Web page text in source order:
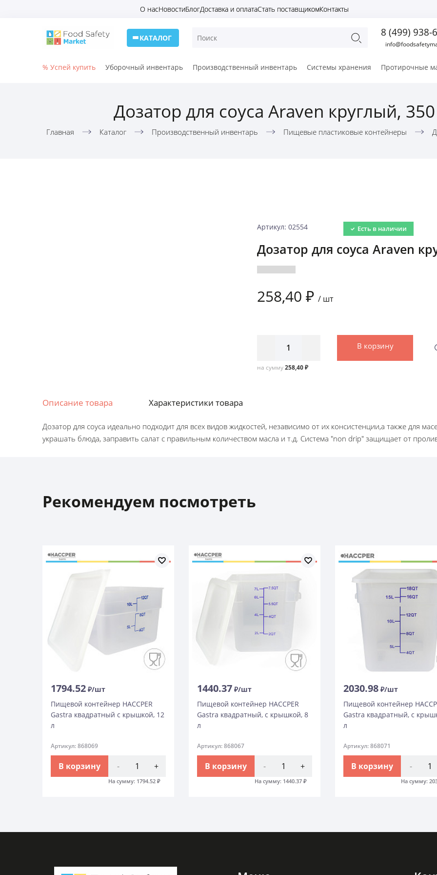
О насНовостиБлогДоставка и оплатаСтать поставщикомКонтакты
КАТАЛОГ 8 (499) 938-
% Успей купить Уборочный инвентарь Производственный инвентарь Системы хранения Протирочные
Дозатор для соуса Araven круглый,
Главная Каталог Производственный инвентарь Пищевые пластиковые контейнеры
Артикул: 02554 Есть в наличии
Дозатор для соуса Araven
258,40 ₽ / шт
на сумму258,40 ₽
В корзину
Описание товара Характеристики товара
Дозатор для соуса идеально подходит для всех видов жидкостей, независимо от их консистенции,а также для
украшать блюда, заправить салат с правильным количеством масла и т.д. Система "non drip" защищает от
Рекомендуем посмотреть
1794.52 ₽/шт
Пищевой контейнер HACCPER
Gastra квадратный с крышкой, 12
л
Артикул: 868069
В корзину - +
На сумму: 1794.52 ₽
1440.37 ₽/шт
Пищевой контейнер HACCPER
Gastra квадратный, с крышкой, 8
л
Артикул: 868067
В корзину - +
На сумму: 1440.37 ₽
2030.98 ₽/шт
Пищевой контейнер
Gastra квадратный, с
л
Артикул: 868071
В корзину -
На сумму: